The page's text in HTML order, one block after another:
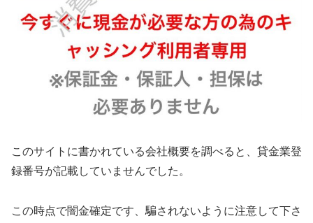
このサイトに書かれている会社概要を調べると、貸金業登
録番号が記載していませんでした。
この時点で闇金確定です、騙されないように注意して下さ